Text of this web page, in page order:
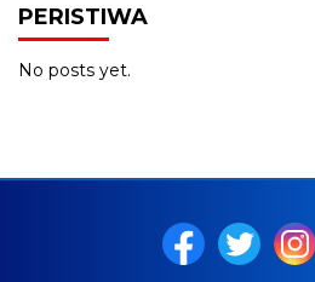
PERISTIWA
No posts yet.